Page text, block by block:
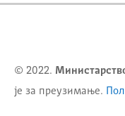
© 2022.
је за преузимање.